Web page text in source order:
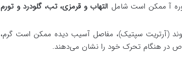
آ ممکن است شامل التهاب و قرمزی، تب، گلودرد و تورم
(آرتریت سپتیک)، مفاصل آسیب دیده ممکن است گرم،
در هنگام تحرک خود را نشان می‌دهند.